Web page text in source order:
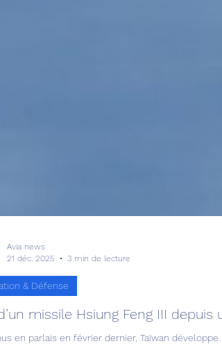
Avia news
21 déc. 2025
3 min de lecture
& Défense